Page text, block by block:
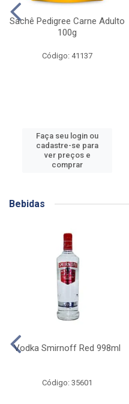
Sachê Pedigree Carne Adulto
100g
Código: 41137
Faça seu login ou
cadastre-se para
ver preços e
comprar
Bebidas
Vodka Smirnoff Red 998ml
Código: 35601